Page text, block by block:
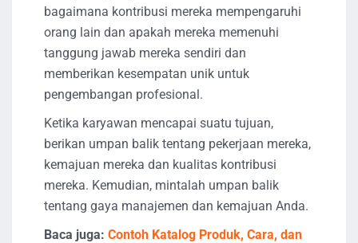
bagaimana kontribusi mereka mempengaruhi
orang lain dan apakah mereka memenuhi
tanggung jawab mereka sendiri dan
memberikan kesempatan unik untuk
pengembangan profesional.
Ketika karyawan mencapai suatu tujuan,
berikan umpan balik tentang pekerjaan mereka,
kemajuan mereka dan kualitas kontribusi
mereka. Kemudian, mintalah umpan balik
tentang gaya manajemen dan kemajuan Anda.
Baca juga: Contoh Katalog Produk, Cara, dan